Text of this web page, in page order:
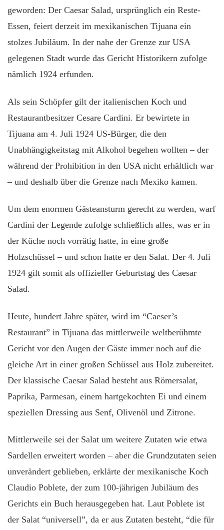
geworden: Der Caesar Salad, ursprünglich ein Reste-
Essen, feiert derzeit im mexikanischen Tijuana ein
stolzes Jubiläum. In der nahe der Grenze zur USA
gelegenen Stadt wurde das Gericht Historikern zufolge
nämlich 1924 erfunden.
Als sein Schöpfer gilt der italienischen Koch und
Restaurantbesitzer Cesare Cardini. Er bewirtete in
Tijuana am 4. Juli 1924 US-Bürger, die den
Unabhängigkeitstag mit Alkohol begehen wollten – der
während der Prohibition in den USA nicht erhältlich war
– und deshalb über die Grenze nach Mexiko kamen.
Um dem enormen Gästeansturm gerecht zu werden, warf
Cardini der Legende zufolge schließlich alles, was er in
der Küche noch vorrätig hatte, in eine große
Holzschüssel – und schon hatte er den Salat. Der 4. Juli
1924 gilt somit als offizieller Geburtstag des Caesar
Salad.
Heute, hundert Jahre später, wird im “Caeser’s
Restaurant” in Tijuana das mittlerweile weltberühmte
Gericht vor den Augen der Gäste immer noch auf die
gleiche Art in einer großen Schüssel aus Holz zubereitet.
Der klassische Caesar Salad besteht aus Römersalat,
Paprika, Parmesan, einem hartgekochten Ei und einem
speziellen Dressing aus Senf, Olivenöl und Zitrone.
Mittlerweile sei der Salat um weitere Zutaten wie etwa
Sardellen erweitert worden – aber die Grundzutaten seien
unverändert geblieben, erklärte der mexikanische Koch
Claudio Poblete, der zum 100-jährigen Jubiläum des
Gerichts ein Buch herausgegeben hat. Laut Poblete ist
der Salat “universell”, da er aus Zutaten besteht, “die für